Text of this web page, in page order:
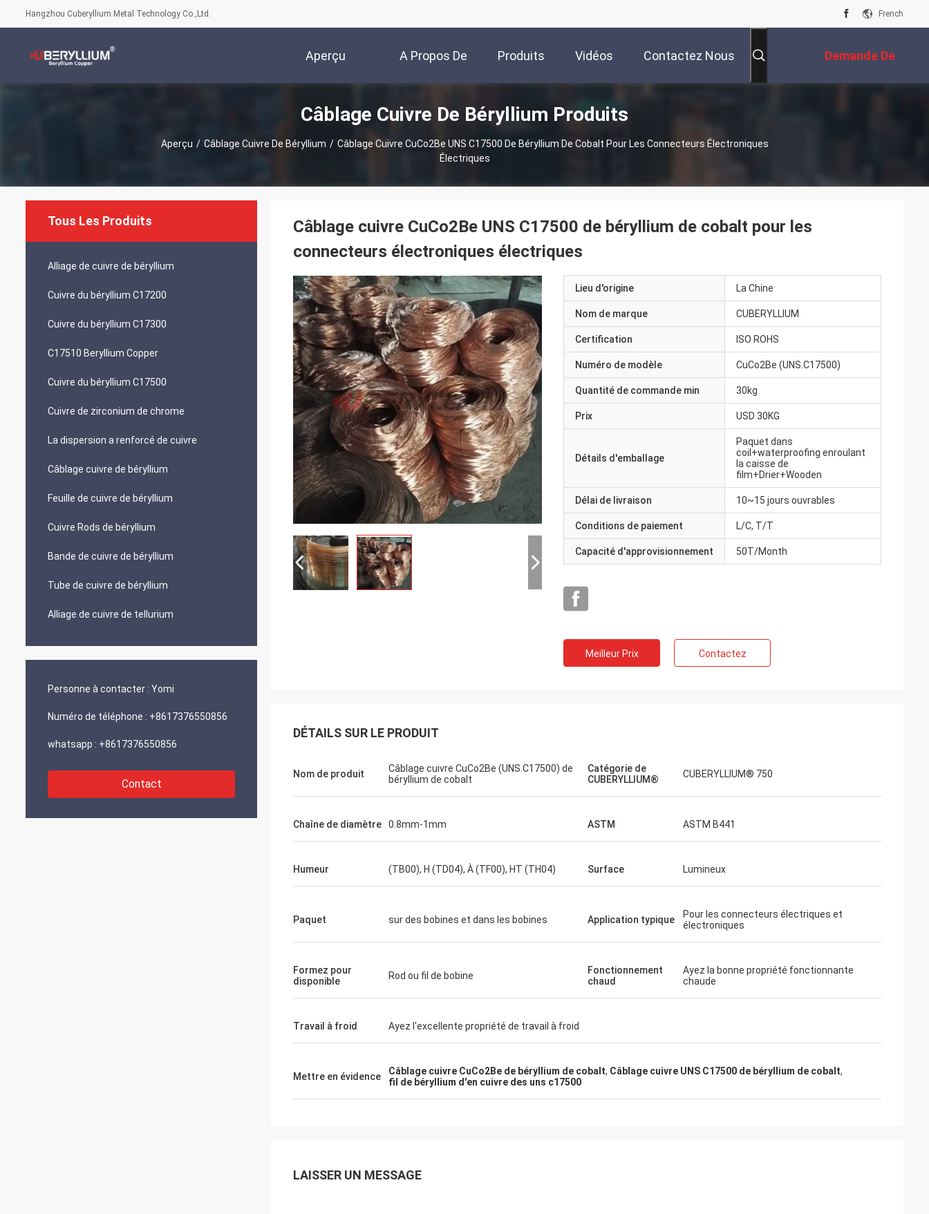
Hangzhou Cuberyllium Metal Technology Co.,Ltd. French
Aperçu A Propos De
Nous
Produits Vidéos Contactez Nous Demande De
Soumission
Câblage Cuivre De Béryllium Produits
Aperçu / Câblage Cuivre De Béryllium / Câblage Cuivre CuCo2Be UNS C17500 De Béryllium De Cobalt Pour Les Connecteurs Électroniques
Électriques
Tous Les Produits
Alliage de cuivre de béryllium
Cuivre du béryllium C17200
Cuivre du béryllium C17300
C17510 Beryllium Copper
Cuivre du béryllium C17500
Cuivre de zirconium de chrome
La dispersion a renforcé de cuivre
Câblage cuivre de béryllium
Feuille de cuivre de béryllium
Cuivre Rods de béryllium
Bande de cuivre de béryllium
Tube de cuivre de béryllium
Alliage de cuivre de tellurium
Personne à contacter : Yomi
Numéro de téléphone : +8617376550856
whatsapp : +8617376550856
Contact
Câblage cuivre CuCo2Be UNS C17500 de béryllium de cobalt pour les
connecteurs électroniques électriques
Lieu d'origine La Chine
Nom de marque CUBERYLLIUM
Certification ISO ROHS
Numéro de modèle CuCo2Be (UNS.C17500)
Quantité de commande min 30kg
Prix USD 30KG
Détails d'emballage
Paquet dans
coil+waterproofing enroulant
la caisse de
film+Drier+Wooden
Délai de livraison 10~15 jours ouvrables
Conditions de paiement L/C, T/T
Capacité d'approvisionnement 50T/Month
Meilleur Prix Contactez
DÉTAILS SUR LE PRODUIT
Nom de produit
Câblage cuivre CuCo2Be (UNS.C17500) de
béryllium de cobalt
Catégorie de
CUBERYLLIUM®
CUBERYLLIUM® 750
Chaîne de diamètre 0.8mm-1mm ASTM ASTM B441
Humeur (TB00), H (TD04), À (TF00), HT (TH04) Surface Lumineux
Paquet sur des bobines et dans les bobines Application typique
Pour les connecteurs électriques et
électroniques
Formez pour
disponible
Rod ou fil de bobine
Fonctionnement
chaud
Ayez la bonne propriété fonctionnante
chaude
Travail à froid Ayez l'excellente propriété de travail à froid
Mettre en évidence Câblage cuivre CuCo2Be de béryllium de cobalt, Câblage cuivre UNS C17500 de béryllium de cobalt,
fil de béryllium d'en cuivre des uns c17500
LAISSER UN MESSAGE